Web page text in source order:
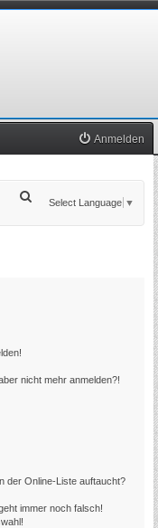
Anmelden
Select Language ▼
nicht mehr anmelden?!
der Online-Liste auftaucht?
immer noch falsch!